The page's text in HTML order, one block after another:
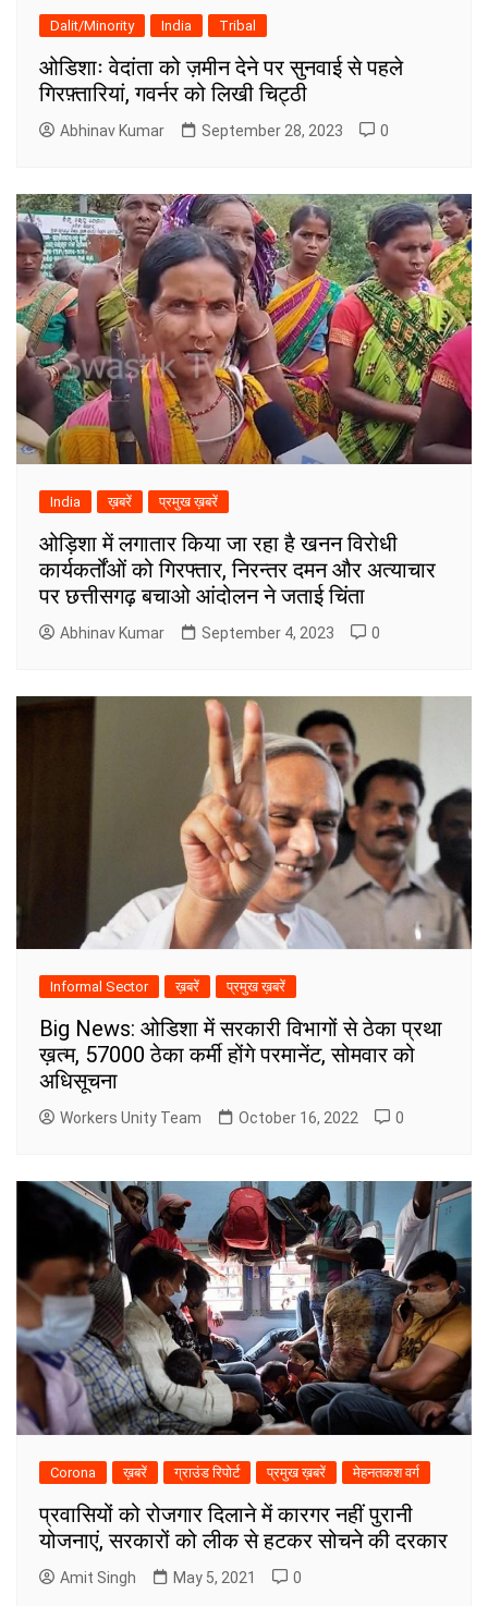
Dalit/Minority India Tribal
ओडिशाः वेदांता को ज़मीन देने पर सुनवाई से पहले
गिरफ़्तारियां, गवर्नर को लिखी चिट्ठी
Abhinav Kumar September 28, 2023 0
India ख़बरें प्रमुख ख़बरें
ओड़िशा में लगातार किया जा रहा है खनन विरोधी
कार्यकर्तोंओं को गिरफ्तार, निरन्तर दमन और अत्याचार
पर छत्तीसगढ़ बचाओ आंदोलन ने जताई चिंता
Abhinav Kumar September 4, 2023 0
Informal Sector ख़बरें प्रमुख ख़बरें
Big News: ओडिशा में सरकारी विभागों से ठेका प्रथा
ख़त्म, 57000 ठेका कर्मी होंगे परमानेंट, सोमवार को
अधिसूचना
Workers Unity Team October 16, 2022 0
Corona ख़बरें ग्राउंड रिपोर्ट प्रमुख ख़बरें मेहनतकश वर्ग
प्रवासियों को रोजगार दिलाने में कारगर नहीं पुरानी
योजनाएं, सरकारों को लीक से हटकर सोचने की दरकार
Amit Singh May 5, 2021 0